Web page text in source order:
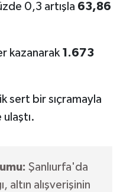
0,3 artışla 63,86
kazanarak 1.673
sert bir sıçramayla
Şanlıurfa'da
altın alışverişinin